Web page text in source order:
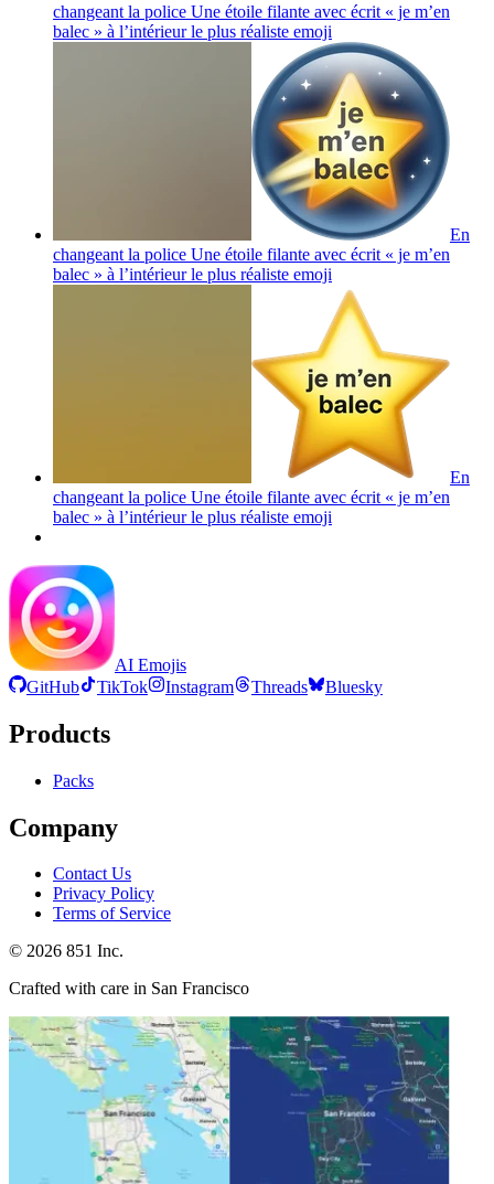
changeant la police Une étoile filante avec écrit « je m’en
balec » à l’intérieur le plus réaliste emoji
En
changeant la police Une étoile filante avec écrit « je m’en
balec » à l’intérieur le plus réaliste emoji
En
changeant la police Une étoile filante avec écrit « je m’en
balec » à l’intérieur le plus réaliste emoji
AI Emojis
GitHub
TikTok Instagram Threads Bluesky
Products
Packs
Company
Contact Us
Privacy Policy
Terms of Service
© 2026 851 Inc.
Crafted with care in San Francisco